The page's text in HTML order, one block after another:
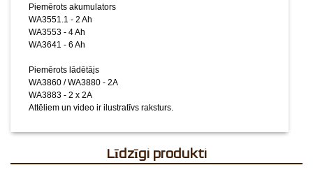
Piemērots akumulators
WA3551.1 - 2 Ah
WA3553 - 4 Ah
WA3641 - 6 Ah
Piemērots lādētājs
WA3860 / WA3880 - 2A
WA3883 - 2 x 2A
Attēliem un video ir ilustratīvs raksturs.
Līdzīgi produkti